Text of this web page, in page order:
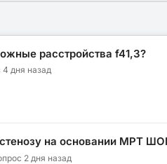
расстройства f41,3?
4 дня назад
на основании МРТ
2 дня назад